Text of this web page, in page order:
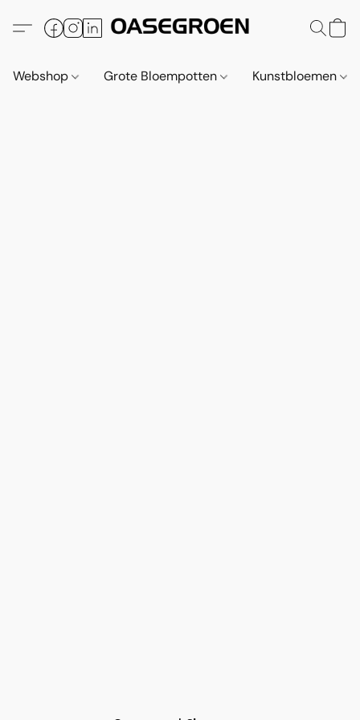
Webshop Grote Bloempotten Kunstbloemen